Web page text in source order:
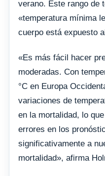
verano. Este rango de
«temperatura mínima
cuerpo está expuesto
«Es más fácil hacer
moderadas. Con
°C en Europa
variaciones de
en la mortalidad, lo
errores en los
significativamente a
mortalidad», afirma